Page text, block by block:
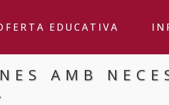
EDUCATIVA
AMB